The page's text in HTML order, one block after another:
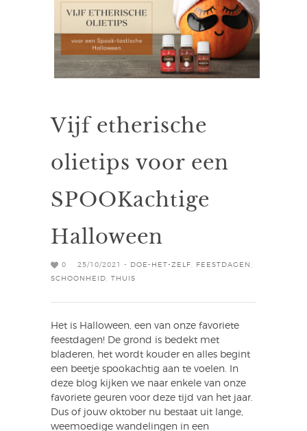
Vijf etherische
olietips voor een
SPOOKachtige
Halloween
0 25/10/2021 - DOE-HET-ZELF FEESTDAGEN
SCHOONHEID
THUIS
Het is Halloween, een van onze favoriete
feestdagen! De grond is bedekt met
bladeren, het wordt kouder en alles begint
een beetje spookachtig aan te voelen. In
deze blog kijken we naar enkele van onze
favoriete geuren voor deze tijd van het jaar.
Dus of jouw oktober nu bestaat uit lange,
weemoedige wandelingen in een